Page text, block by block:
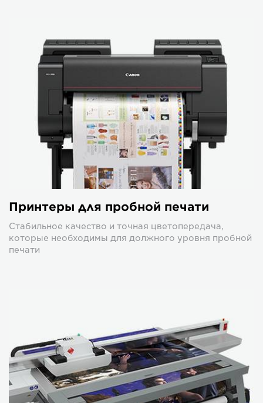
Принтеры для пробной печати
Стабильное качество и точная цветопередача,
которые необходимы для должного уровня пробной
печати